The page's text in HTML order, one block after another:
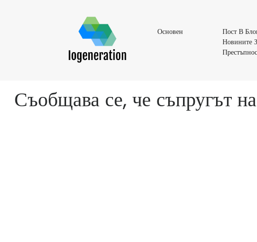
ОсновенОсновен
Пост В
Новините
Съобщава се, че съпругът